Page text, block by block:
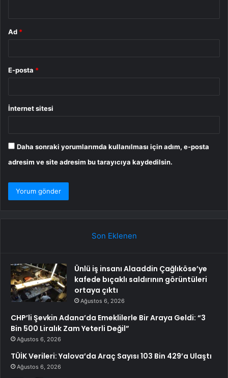
Ad *
E-posta *
İnternet sitesi
Daha sonraki yorumlarımda kullanılması için adım, e-posta
adresim ve site adresim bu tarayıcıya kaydedilsin.
Son Eklenen
Ünlü iş insanı Alaaddin Çağlıköse’ye
kafede bıçaklı saldırının görüntüleri
ortaya çıktı
Ağustos 6, 2026
CHP’li Şevkin Adana’da Emeklilerle Bir Araya Geldi: “3
Bin 500 Liralık Zam Yeterli Değil”
Ağustos 6, 2026
TÜİK Verileri: Yalova’da Araç Sayısı 103 Bin 429’a Ulaştı
Ağustos 6, 2026